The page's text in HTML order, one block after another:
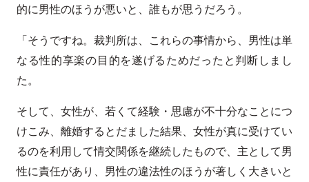
的に男性のほうが悪いと、誰もが思うだろう。
「そうですね。裁判所は、これらの事情から、男性は単
なる性的享楽の目的を遂げるためだったと判断しまし
た。
そして、女性が、若くて経験・思慮が不十分なことにつ
けこみ、離婚するとだました結果、女性が真に受けてい
るのを利用して情交関係を継続したもので、主として男
性に責任があり、男性の違法性のほうが著しく大きいと